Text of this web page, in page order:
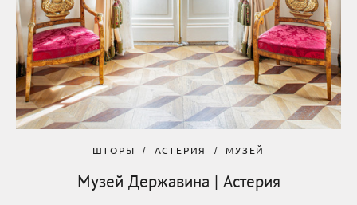
ШТОРЫ АСТЕРИЯ МУЗЕЙ
Музей Державина | Астерия